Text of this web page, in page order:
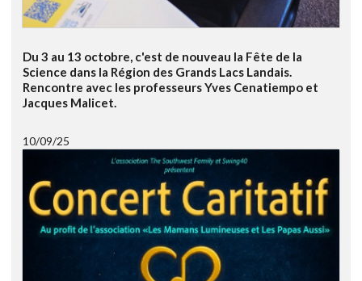
Du 3 au 13 octobre, c'est de nouveau la Fête de la
Science dans la Région des Grands Lacs Landais.
Rencontre avec les professeurs Yves Cenatiempo et
Jacques Malicet.
10/09/25